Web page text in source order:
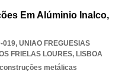
Em Alúminio Inalco,
019, UNIAO FREGUESIAS
FRIELAS LOURES, LISBOA
metálicas